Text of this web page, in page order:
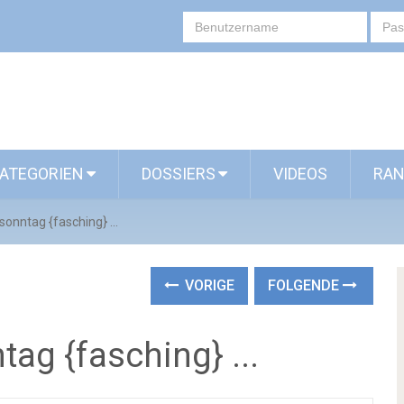
DOSSIERS VIDEOS
{fasching} ...
VORIGE FOLGENDE
{fasching} ...